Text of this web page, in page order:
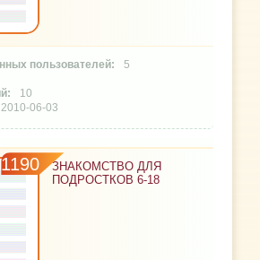
5
10
2010-06-03
1190
ЗНАКОМСТВО ДЛЯ
ПОДРОСТКОВ 6-18